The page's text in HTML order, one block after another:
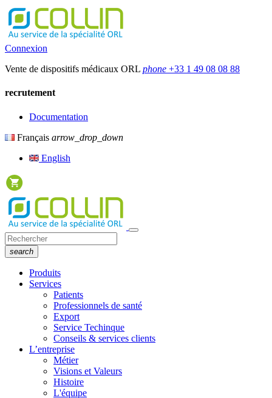
Connexion
Vente de dispositifs médicaux ORL phone +33 1 49 08 08 88
recrutement
Documentation
Français arrow_drop_down
English
search
Produits
Services
Patients
Professionnels de santé
Export
Service Techinque
Conseils & services clients
L’entreprise
Métier
Visions et Valeurs
Histoire
L'équipe